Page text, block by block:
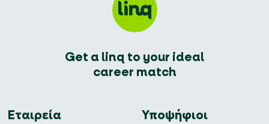
Get a linq to your ideal
career match
Εταιρεία Υποψήφιοι